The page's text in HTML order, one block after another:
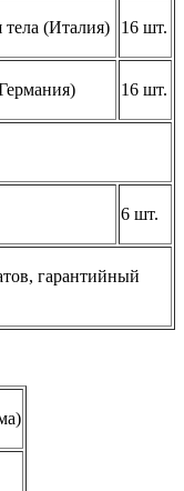
тела (Италия) 16 шт.
16 шт.
6 шт.
гарантийный